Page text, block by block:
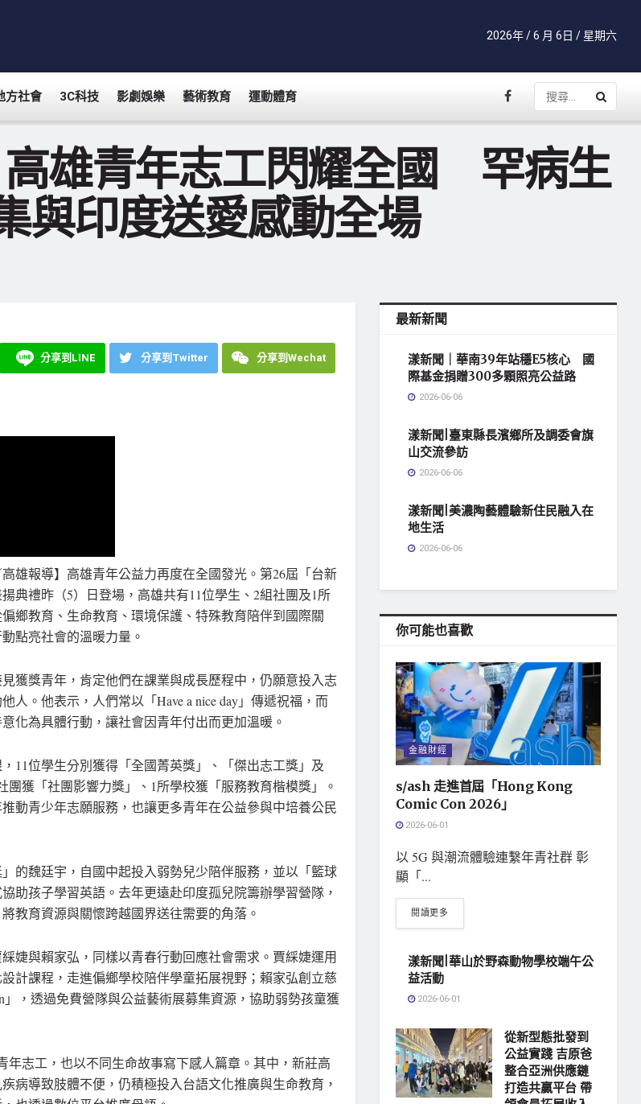
2026年 / 6 月 6日 / 星期六
方社會 3C科技 影劇娛樂 藝術教育 運動體育
雄青年志工閃耀全國 罕病生
與印度送愛感動全場
分享到LINE 分享到Twitter 分享到Wechat
高雄報導】高雄青年公益力再度在全國發光。第26屆「台新
典禮昨（5）日登場，高雄共有11位學生、2組社團及1所
鄉教育、生命教育、環境保護、特殊教育陪伴到國際關
點亮社會的溫暖力量。
獲獎青年，肯定他們在課業與成長歷程中，仍願意投入志
人。他表示，人們常以「Have a nice day」傳遞祝福，而
化為具體行動，讓社會因青年付出而更加溫暖。
11位學生分別獲得「全國菁英獎」、「傑出志工獎」及
團獲「社團影響力獎」、1所學校獲「服務教育楷模獎」。
動青少年志願服務，也讓更多青年在公益參與中培養公民
的魏廷宇，自國中起投入弱勢兒少陪伴服務，並以「籃球
助孩子學習英語。去年更遠赴印度孤兒院籌辦學習營隊，
教育資源與關懷跨越國界送往需要的角落。
綵婕與賴家弘，同樣以青春行動回應社會需求。賈綵婕運用
計課程，走進偏鄉學校陪伴學童拓展視野；賴家弘創立慈
」，透過免費營隊與公益藝術展募集資源，協助弱勢孩童獲
年志工，也以不同生命故事寫下感人篇章。其中，新莊高
病導致肢體不便，仍積極投入台語文化推廣與生命教育，
最新新聞
漾新聞｜華南39年站穩E5核心 國
際基金捐贈300多顆照亮公益路
2026-06-06
漾新聞|臺東縣長濱鄉所及調委會旗
山交流參訪
2026-06-06
漾新聞|美濃陶藝體驗新住民融入在
地生活
2026-06-06
你可能也喜歡
金融財經
s/ash 走進首屆「Hong Kong
Comic Con 2026」
2026-06-01
以 5G 與潮流體驗連繫年青社群 彰
顯「...
閱讀更多
漾新聞|華山於野森動物學校端午公
益活動
2026-06-01
從新型態批發到
公益實踐 吉原爸
整合亞洲供應鏈
打造共贏平台 帶